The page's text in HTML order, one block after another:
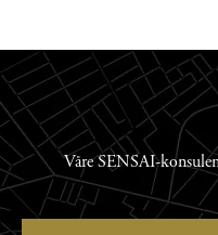
Våre SENSAI-